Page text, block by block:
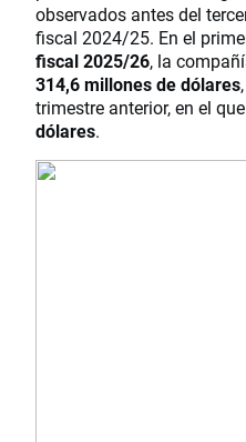
observados antes del
fiscal 2024/25. En el
fiscal 2025/26, la
314,6 millones de dólares
trimestre anterior, en el
dólares.